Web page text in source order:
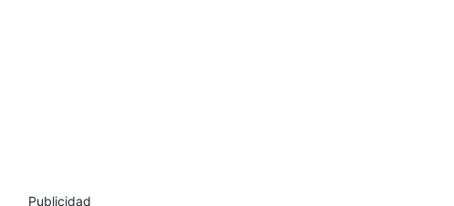
Publicidad